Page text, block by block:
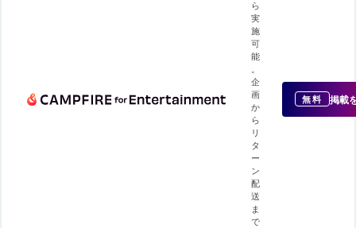
ら
実
施
可
能
企
画
か
ら
リ
タ
ー
ン
配
送
ま
で
無料 掲載